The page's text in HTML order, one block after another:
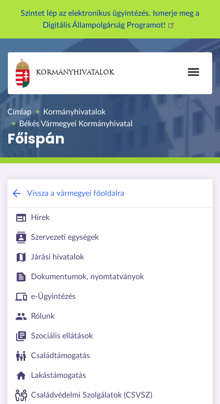
á
a
a
r
t
a
l
o
r
a
Szintet lép az elektronikus ügyintézés. Ismerje meg a
Digitális Állampolgárság Programot!
KORMÁNYHIVATALOK
Címlap
Kormányhivatalok
Békés Vármegyei Kormányhivatal
Főispán
Békés Vármegyei Kormányhivatal
Vissza a vármegyei főoldalra
Hírek
Szervezeti egységek
Járási hivatalok
Dokumentumok, nyomtatványok
e-Ügyintézés
Rólunk
Szociális ellátások
Családtámogatás
Lakástámogatás
Családvédelmi Szolgálatok (CSVSZ)